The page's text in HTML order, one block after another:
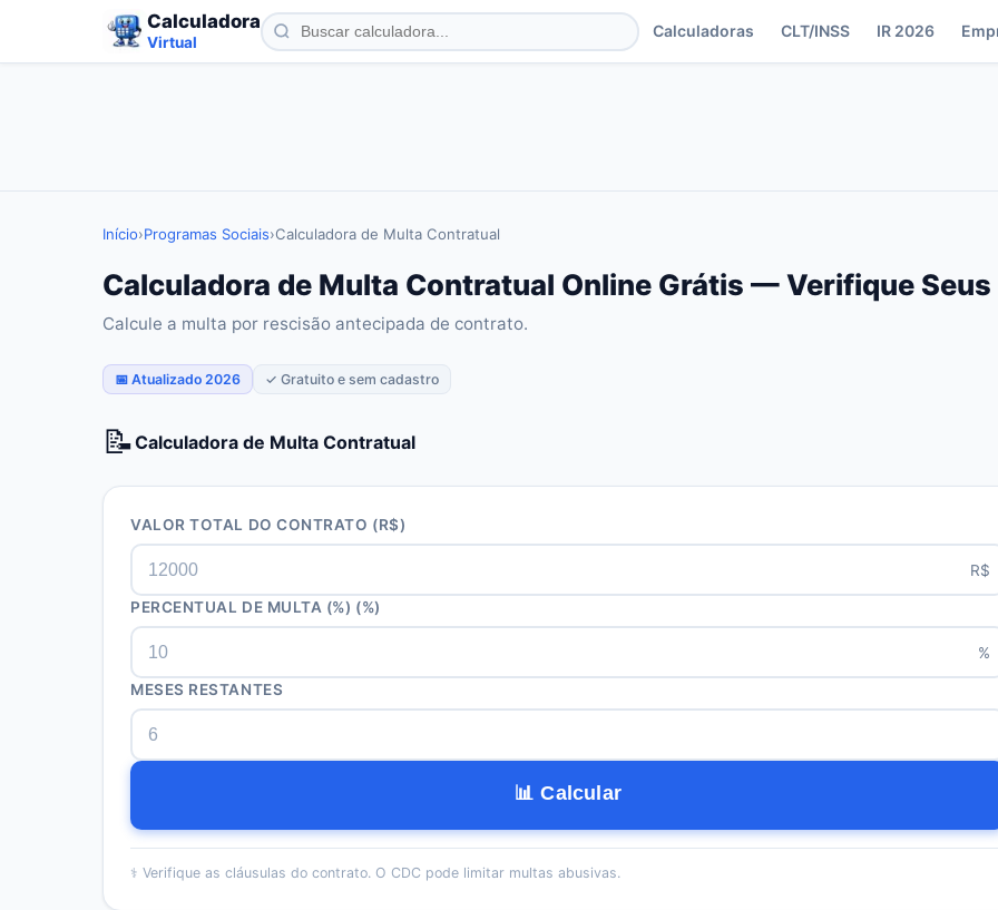
Calculadora
Virtual
Calculadoras CLT/INSS IR 2026
Início›Programas Sociais›Calculadora de Multa Contratual
Calculadora de Multa Contratual Online Grátis — Verifique
Calcule a multa por rescisão antecipada de contrato.
📅 Atualizado 2026 ✓ Gratuito e sem cadastro
📝Calculadora de Multa Contratual
VALOR TOTAL DO CONTRATO (R$)
R$
PERCENTUAL DE MULTA (%) (%)
%
MESES RESTANTES
📊 Calcular
⚕️ Verifique as cláusulas do contrato. O CDC pode limitar multas abusivas.